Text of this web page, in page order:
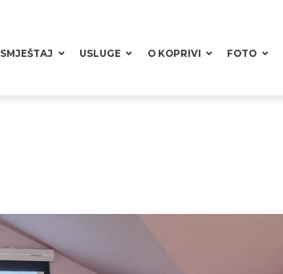
SMJEŠTAJ USLUGE O KOPRIVI FOTO